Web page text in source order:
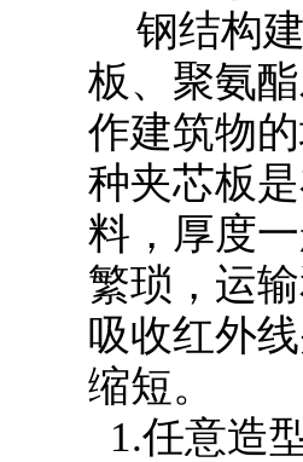
钢结构
板、聚氨
作建筑物
种夹芯板
料，厚度
繁琐，运
吸收红外
缩短。
1.任意造